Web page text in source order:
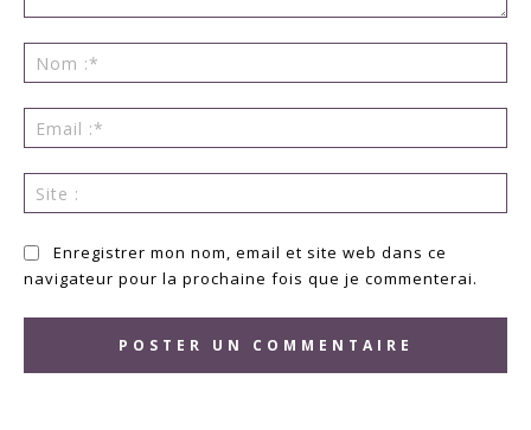
:*
:*
:
Enregistrer mon nom, email et site web dans ce
navigateur pour la prochaine fois que je commenterai.